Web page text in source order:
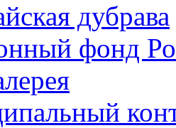
дубрава
фонд